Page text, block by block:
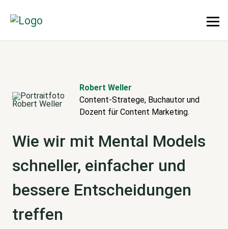
Robert Weller
Content-Stratege, Buchautor und
Dozent für Content Marketing.
Wie wir mit Mental Models
schneller, einfacher und
bessere Entscheidungen
treffen